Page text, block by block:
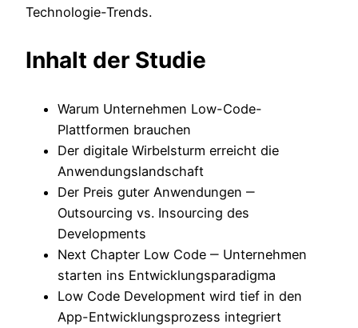
Technologie-Trends.
Inhalt der Studie
Warum Unternehmen Low-Code-
Plattformen brauchen
Der digitale Wirbelsturm erreicht die
Anwendungslandschaft
Der Preis guter Anwendungen ‒
Outsourcing vs. Insourcing des
Developments
Next Chapter Low Code ‒ Unternehmen
starten ins Entwicklungsparadigma
Low Code Development wird tief in den
App-Entwicklungsprozess integriert